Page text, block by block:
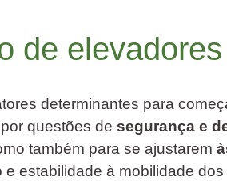
de elevadores
determinantes para
questões de segurança e
também para se ajustarem
estabilidade à mobilidade